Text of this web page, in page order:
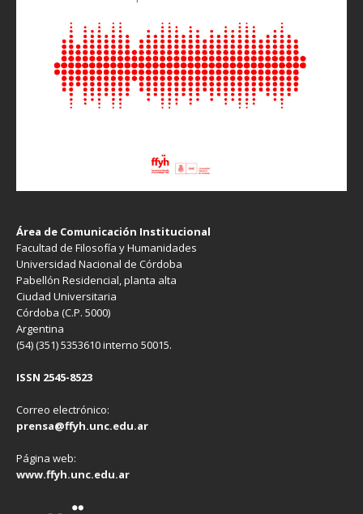
Área de Comunicación Institucional
Facultad de Filosofía y Humanidades
Universidad Nacional de Córdoba
Pabellón Residencial, planta alta
Ciudad Universitaria
Córdoba (C.P. 5000)
Argentina
(54) (351) 5353610 interno 50015.
ISSN 2545-8523
Correo electrónico:
prensa@ffyh.unc.edu.ar
Página web:
www.ffyh.unc.edu.ar